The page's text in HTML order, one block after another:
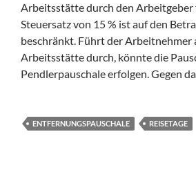
Arbeitsstätte durch den Arbeitgeber
Steuersatz von 15 % ist auf den
beschränkt. Führt der Arbeitnehmer
Arbeitsstätte durch, könnte die
Pendlerpauschale erfolgen. Gegen
ENTFERNUNGSPAUSCHALE REISETAGE